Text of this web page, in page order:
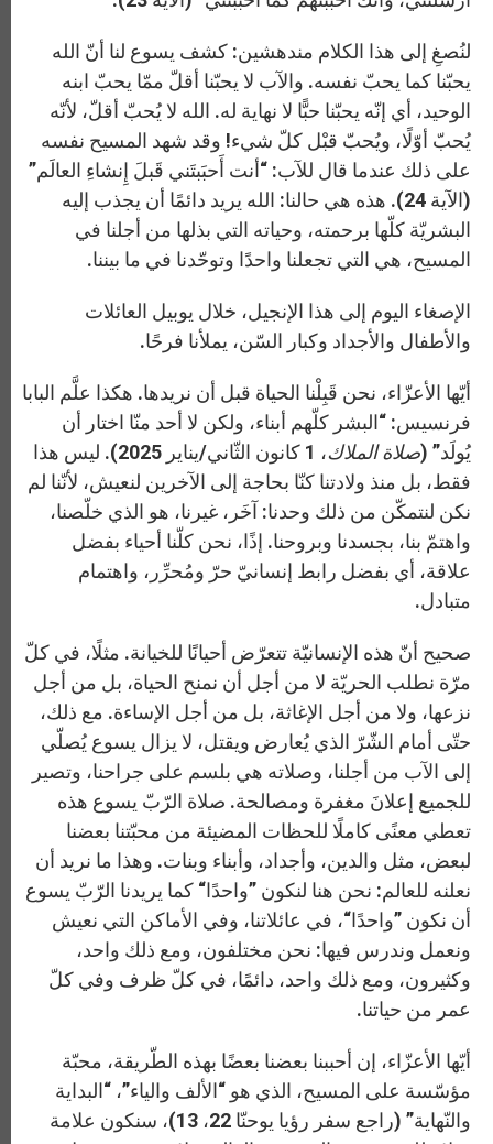
لنُصغِ إلى هذا الكلام مندهشين: كشف يسوع لنا أنّ الله
يحبّنا كما يحبّ نفسه. والآب لا يحبّنا أقلّ ممّا يحبّ ابنه
الوحيد، أي إنّه يحبّنا حبًّا لا نهاية له. الله لا يُحبّ أقلّ، لأنّه
يُحبّ أوّلًا، ويُحبّ قبْل كلّ شيء! وقد شهد المسيح نفسه
على ذلك عندما قال للآب: “أنت أَحبَبتَني قَبلَ إِنشاءِ العالَم”
(الآية 24). هذه هي حالنا: الله يريد دائمًا أن يجذب إليه
البشريّة كلّها برحمته، وحياته التي بذلها من أجلنا في
المسيح، هي التي تجعلنا واحدًا وتوحّدنا في ما بيننا.
الإصغاء اليوم إلى هذا الإنجيل، خلال يوبيل العائلات
والأطفال والأجداد وكبار السّن، يملأنا فرحًا.
أيّها الأعزّاء، نحن قَبِلْنا الحياة قبل أن نريدها. هكذا علَّم البابا
فرنسيس: “البشر كلّهم أبناء، ولكن لا أحد منّا اختار أن
يُولَد” (صلاة الملاك
، 1 كانون الثّاني/يناير 2025). ليس هذا
فقط، بل منذ ولادتنا كنّا بحاجة إلى الآخرين لنعيش، لأنّنا لم
نكن لنتمكّن من ذلك وحدنا: آخَر، غيرنا، هو الذي خلّصنا،
واهتمّ بنا، بجسدنا وبروحنا. إذًا، نحن كلّنا أحياء بفضل
علاقة، أي بفضل رابط إنسانيّ حرّ ومُحرِّر، واهتمام
متبادل.
صحيح أنّ هذه الإنسانيّة تتعرّض أحيانًا للخيانة. مثلًا، في كلّ
مرّة نطلب الحريّة لا من أجل أن نمنح الحياة، بل من أجل
نزعها، ولا من أجل الإغاثة، بل من أجل الإساءة. مع ذلك،
حتّى أمام الشّرّ الذي يُعارض ويقتل، لا يزال يسوع يُصلّي
إلى الآب من أجلنا، وصلاته هي بلسم على جراحنا، وتصير
للجميع إعلانَ مغفرة ومصالحة. صلاة الرّبّ يسوع هذه
تعطي معنًى كاملًا للحظات المضيئة من محبّتنا بعضنا
لبعض، مثل والدين، وأجداد، وأبناء وبنات. وهذا ما نريد أن
نعلنه للعالم: نحن هنا لنكون ”واحدًا“ كما يريدنا الرّبّ يسوع
أن نكون ”واحدًا“، في عائلاتنا، وفي الأماكن التي نعيش
ونعمل وندرس فيها: نحن مختلفون، ومع ذلك واحد،
وكثيرون، ومع ذلك واحد، دائمًا، في كلّ ظرف وفي كلّ
عمر من حياتنا.
أيّها الأعزّاء، إن أحببنا بعضنا بعضًا بهذه الطّريقة، محبّة
مؤسّسة على المسيح، الذي هو “الألف والياء”، “البداية
والنّهاية” (راجع سفر رؤيا يوحنّا 22، 13)، سنكون علامة